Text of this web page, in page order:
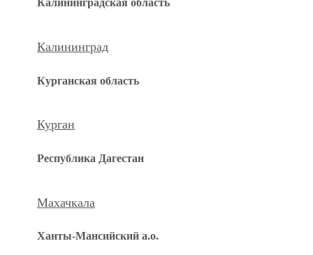
Калининградская область
Калининград
Курганская область
Курган
Республика Дагестан
Махачкала
Ханты-Мансийский а.о.